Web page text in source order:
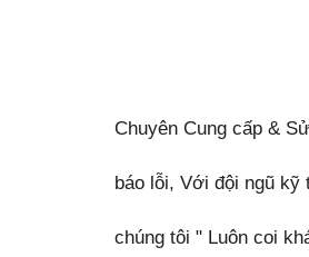
Chuyên Cung cấp &
báo lỗi, Với đội ngũ kỹ
chúng tôi " Luôn coi